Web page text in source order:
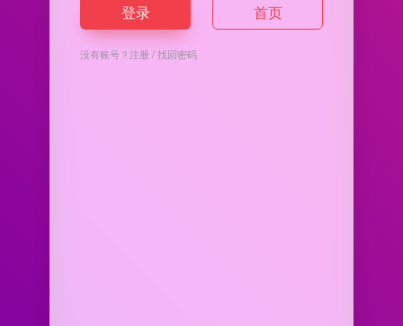
登录 首页
没有账号？注册/找回密码